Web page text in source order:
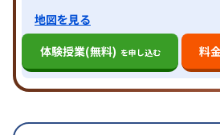
地図を見る
体験授業(無料) を申し込む 料